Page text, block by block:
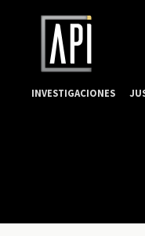
INVESTIGACIONES